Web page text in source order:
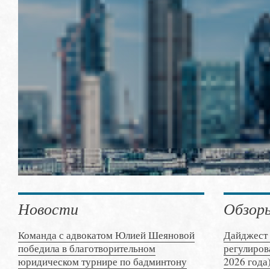
Новости
Команда с адвокатом Юлией Шеяновой
победила в благотворительном
юридическом турнире по бадминтону
Дайджест
2026